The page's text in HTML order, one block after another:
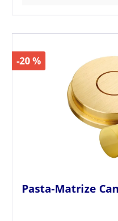
-20 %
Pasta-Matrize